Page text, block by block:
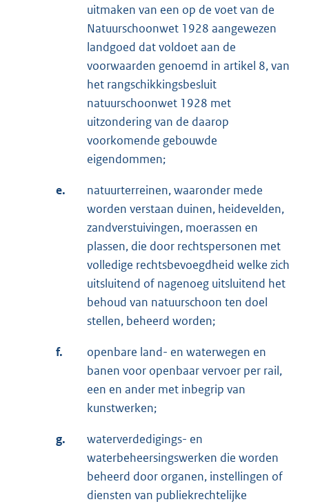
uitmaken van een op de voet van de
Natuurschoonwet 1928 aangewezen
landgoed dat voldoet aan de
voorwaarden genoemd in artikel 8, van
het rangschikkingsbesluit
natuurschoonwet 1928 met
uitzondering van de daarop
voorkomende gebouwde
eigendommen;
e.
natuurterreinen, waaronder mede
worden verstaan duinen, heidevelden,
zandverstuivingen, moerassen en
plassen, die door rechtspersonen met
volledige rechtsbevoegdheid welke zich
uitsluitend of nagenoeg uitsluitend het
behoud van natuurschoon ten doel
stellen, beheerd worden;
f.
openbare land- en waterwegen en
banen voor openbaar vervoer per rail,
een en ander met inbegrip van
kunstwerken;
g.
waterverdedigings- en
waterbeheersingswerken die worden
beheerd door organen, instellingen of
diensten van publiekrechtelijke